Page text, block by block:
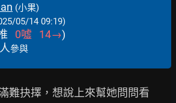
(小果)
05/14 09:19)
0噓 14→)
參與
難抉擇，想說上來幫她問問看